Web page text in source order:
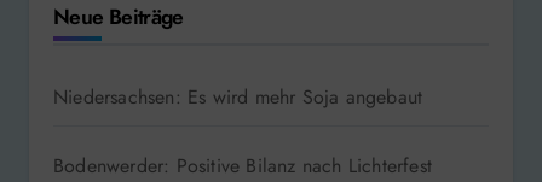
Neue Beiträge
Niedersachsen: Es wird mehr Soja angebaut
Bodenwerder: Positive Bilanz nach Lichterfest